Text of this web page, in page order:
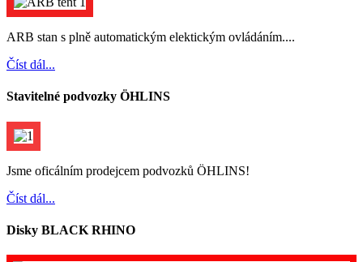
ARB stan s plně automatickým elektickým ovládáním....
Číst dál...
Stavitelné podvozky ÖHLINS
Jsme oficálním prodejcem podvozků ÖHLINS!
Číst dál...
Disky BLACK RHINO